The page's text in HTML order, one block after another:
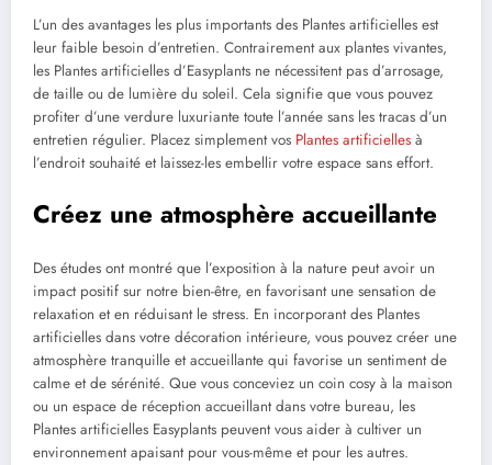
L’un des avantages les plus importants des Plantes artificielles est
leur faible besoin d’entretien. Contrairement aux plantes vivantes,
les Plantes artificielles d’Easyplants ne nécessitent pas d’arrosage,
de taille ou de lumière du soleil. Cela signifie que vous pouvez
profiter d’une verdure luxuriante toute l’année sans les tracas d’un
entretien régulier. Placez simplement vos Plantes artificielles à
l’endroit souhaité et laissez-les embellir votre espace sans effort.
Créez une atmosphère accueillante
Des études ont montré que l’exposition à la nature peut avoir un
impact positif sur notre bien-être, en favorisant une sensation de
relaxation et en réduisant le stress. En incorporant des Plantes
artificielles dans votre décoration intérieure, vous pouvez créer une
atmosphère tranquille et accueillante qui favorise un sentiment de
calme et de sérénité. Que vous conceviez un coin cosy à la maison
ou un espace de réception accueillant dans votre bureau, les
Plantes artificielles Easyplants peuvent vous aider à cultiver un
environnement apaisant pour vous-même et pour les autres.